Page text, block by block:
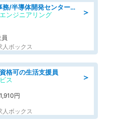
＞
一般事務・OA事務/半導体開発センター内で事務&軽作業スタッフ、募集
ンジニアリング
人ボックス
＞
格可の生活支援員
ス
円
人ボックス